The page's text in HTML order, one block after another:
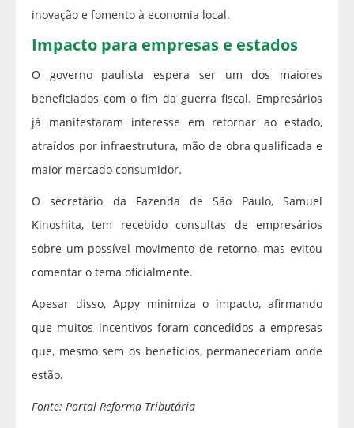
inovação e fomento à economia local.
Impacto para empresas e estados
O governo paulista espera ser um dos maiores
beneficiados com o fim da guerra fiscal. Empresários
já manifestaram interesse em retornar ao estado,
atraídos por infraestrutura, mão de obra qualificada e
maior mercado consumidor.
O secretário da Fazenda de São Paulo, Samuel
Kinoshita, tem recebido consultas de empresários
sobre um possível movimento de retorno, mas evitou
comentar o tema oficialmente.
Apesar disso, Appy minimiza o impacto, afirmando
que muitos incentivos foram concedidos a empresas
que, mesmo sem os benefícios, permaneceriam onde
estão.
Fonte: Portal Reforma Tributária